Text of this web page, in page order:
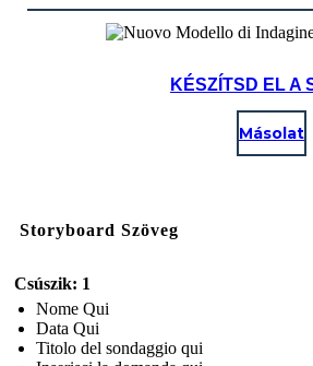
KÉSZÍTSD EL A
Másolat
Storyboard Szöveg
Csúszik: 1
Nome Qui
Data Qui
Titolo del sondaggio qui